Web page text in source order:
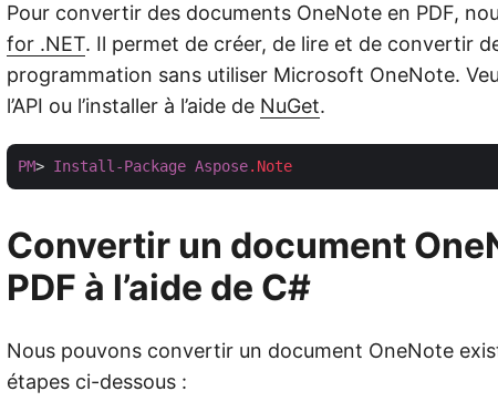
Pour convertir des documents OneNote en PDF,
for .NET. Il permet de créer, de lire et de convertir
programmation sans utiliser Microsoft OneNote.
l’API ou l’installer à l’aide de NuGet.
PM> Install-Package Aspose.Note
Convertir un document
PDF à l’aide de C#
Nous pouvons convertir un document OneNote
étapes ci-dessous :